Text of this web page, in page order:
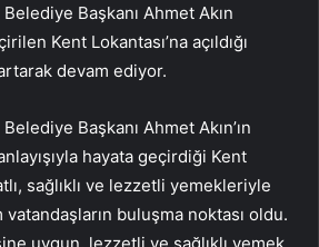
Başkanı Ahmet Akın
Kent Lokantası’na açıldığı
devam ediyor.
Başkanı Ahmet Akın’ın
hayata geçirdiği Kent
sağlıklı ve lezzetli yemekleriyle
buluşma noktası oldu.